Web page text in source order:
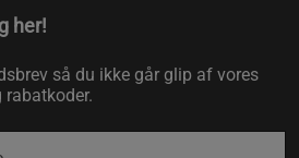
her!
så du ikke går glip af vores
rabatkoder.